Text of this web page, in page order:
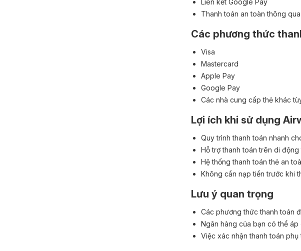
Liên kết Google Pay
Thanh toán an toàn thông
Các phương thức
Visa
Mastercard
Apple Pay
Google Pay
Các nhà cung cấp thẻ khác
Lợi ích khi sử dụng
Quy trình thanh toán nhanh
Hỗ trợ thanh toán trên di động
Hệ thống thanh toán thẻ an
Không cần nạp tiền trước khi
Lưu ý quan trọng
Các phương thức thanh toán
Ngân hàng của bạn có thể
Việc xác nhận thanh toán